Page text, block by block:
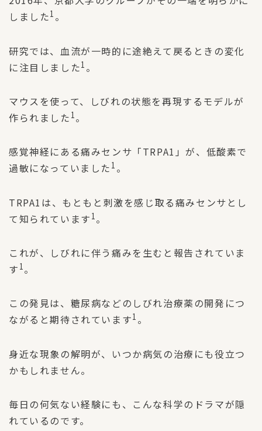
しました1 。
研究では、血流が一時的に途絶えて戻るときの変化
に注目しました1 。
マウスを使って、しびれの状態を再現するモデルが
作られました 1。
感覚神経にある痛みセンサ「TRPA1」が、低酸素で
過敏になっていました 1 。
TRPA1は、もともと刺激を感じ取る痛みセンサとし
て知られています 1 。
これが、しびれに伴う痛みを生むと報告されていま
す 1。
この発見は、糖尿病などのしびれ治療薬の開発につ
ながると期待されています1 。
身近な現象の解明が、いつか病気の治療にも役立つ
かもしれません。
毎日の何気ない経験にも、こんな科学のドラマが隠
れているのです。